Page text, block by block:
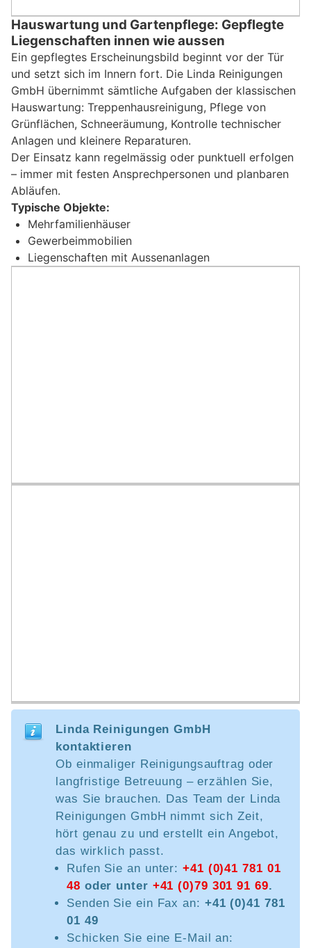
Hauswartung und Gartenpflege: Gepflegte
Liegenschaften innen wie aussen
Ein gepflegtes Erscheinungsbild beginnt vor der Tür
und setzt sich im Innern fort. Die Linda Reinigungen
GmbH übernimmt sämtliche Aufgaben der klassischen
Hauswartung: Treppenhausreinigung, Pflege von
Grünflächen, Schneeräumung, Kontrolle technischer
Anlagen und kleinere Reparaturen.
Der Einsatz kann regelmässig oder punktuell erfolgen
– immer mit festen Ansprechpersonen und planbaren
Abläufen.
Typische Objekte:
Mehrfamilienhäuser
Gewerbeimmobilien
Liegenschaften mit Aussenanlagen
Linda Reinigungen GmbH
kontaktieren
Ob einmaliger Reinigungsauftrag oder
langfristige Betreuung – erzählen Sie,
was Sie brauchen. Das Team der Linda
Reinigungen GmbH nimmt sich Zeit,
hört genau zu und erstellt ein Angebot,
das wirklich passt.
Rufen Sie an unter: +41 (0)41 781 01
48 oder unter +41 (0)79 301 91 69.
Senden Sie ein Fax an: +41 (0)41 781
01 49
Schicken Sie eine E-Mail an: